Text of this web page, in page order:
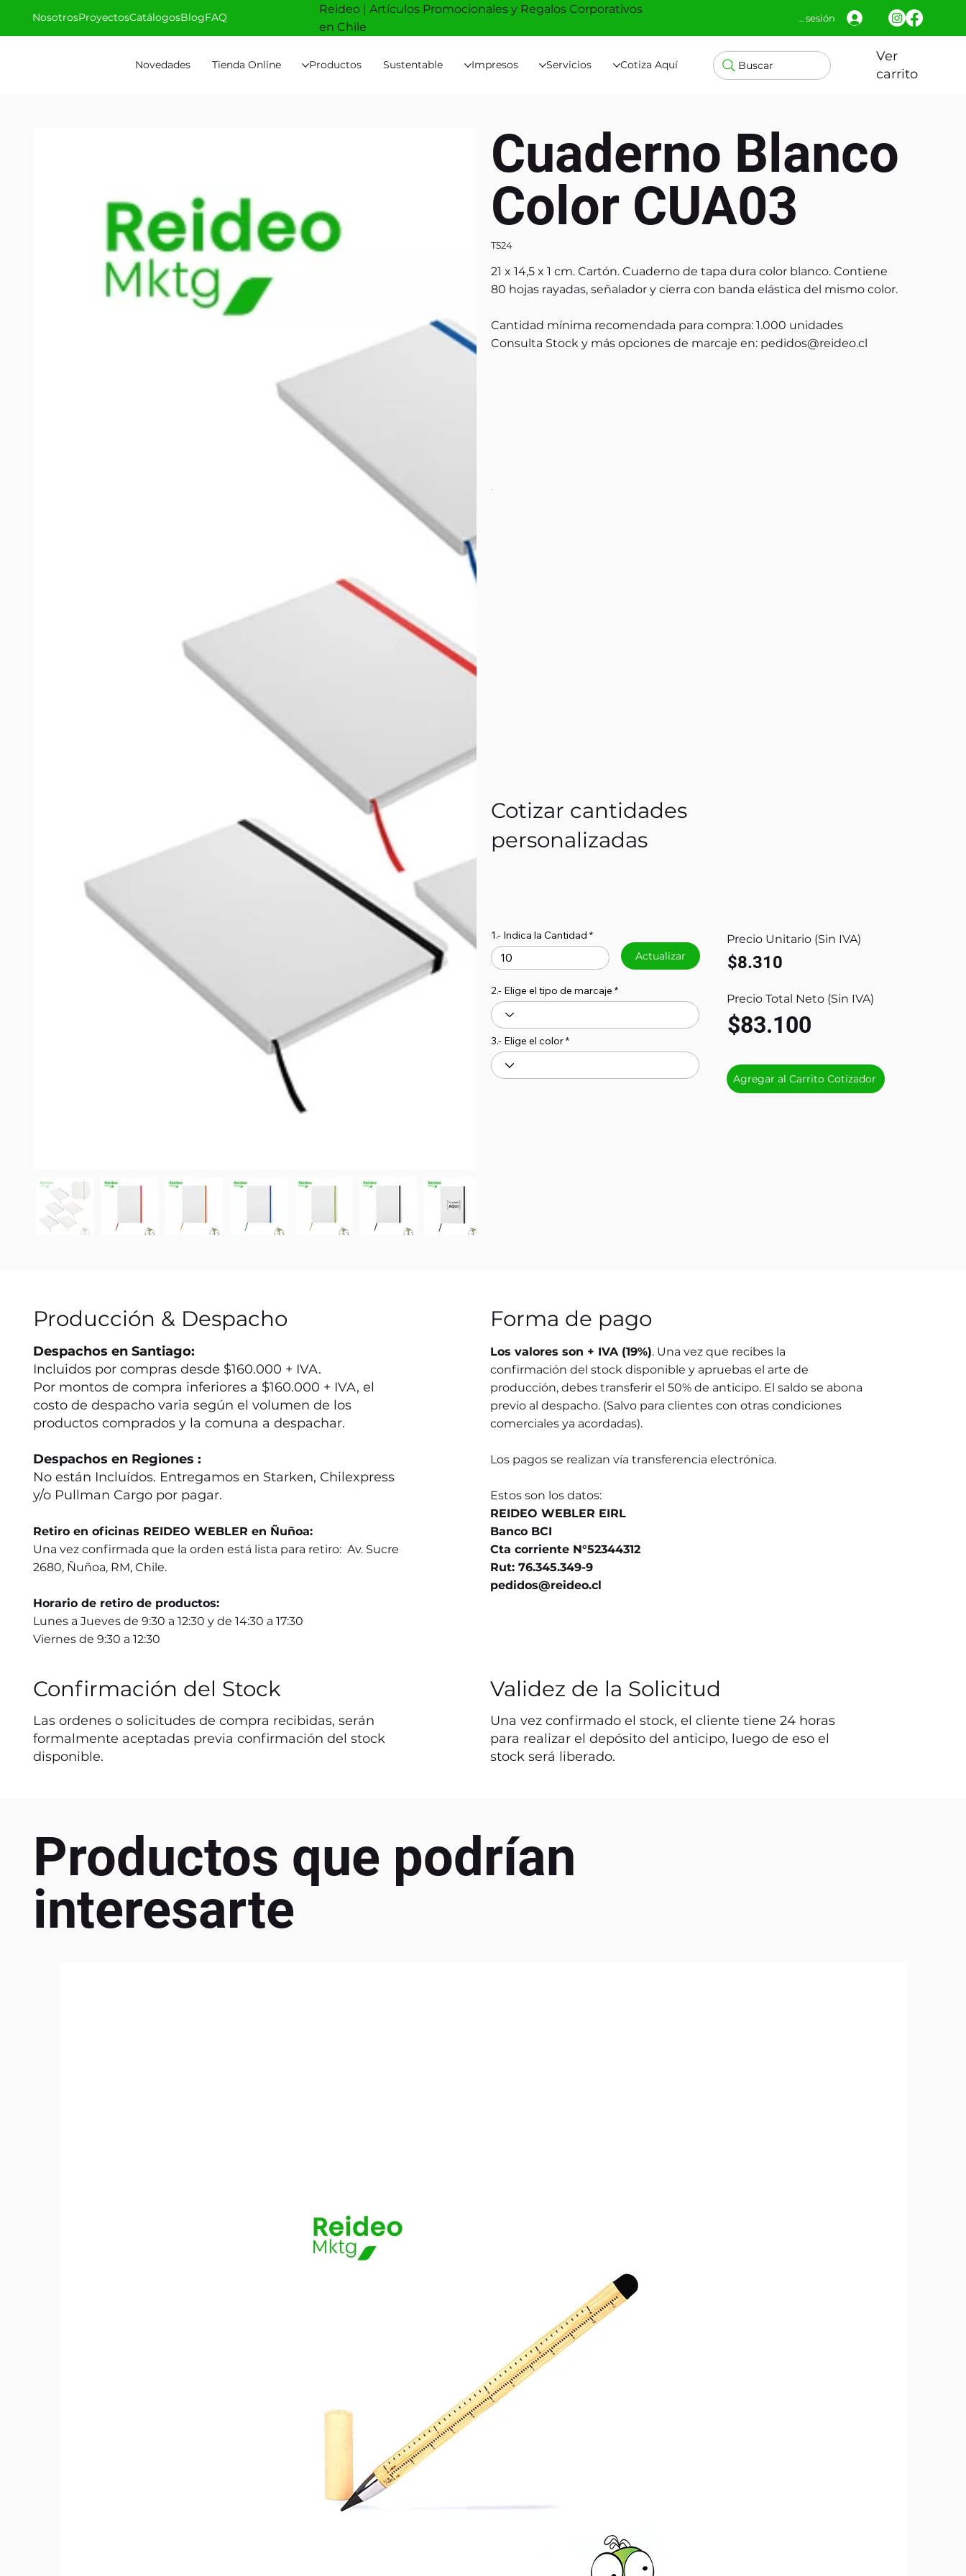
Novedades Tienda Online Productos Sustentable Impresos Servicios Cotiza Aquí Buscar
Ver
carrito
NosotrosProyectosCatálogosBlogFAQ
Reideo | Artículos Promocionales y Regalos Corporativos
en Chile
Iniciar sesión
Cuaderno Blanco
Color CUA03
T524
21 x 14,5 x 1 cm. Cartón. Cuaderno de tapa dura color blanco. Contiene
80 hojas rayadas, señalador y cierra con banda elástica del mismo color.
Cantidad mínima recomendada para compra: 1.000 unidades
Consulta Stock y más opciones de marcaje en: pedidos@reideo.cl
Cotizar cantidades
personalizadas
1.- Indica la Cantidad
Actualizar
2.- Elige el tipo de marcaje
3.- Elige el color
Precio Unitario (Sin IVA)
$8.310
Precio Total Neto (Sin IVA)
$83.100
Agregar al Carrito Cotizador
Producción & Despacho
Despachos en Santiago:
Incluidos por compras desde $160.000 + IVA.
Por montos de compra inferiores a $160.000 + IVA, el
costo de despacho varia según el volumen de los
productos comprados y la comuna a despachar.
Despachos en Regiones :
No están Incluídos. Entregamos en Starken, Chilexpress
y/o Pullman Cargo por pagar.
Retiro en oficinas REIDEO WEBLER en Ñuñoa:
Una vez confirmada que la orden está lista para retiro: Av. Sucre
2680, Ñuñoa, RM, Chile.
Horario de retiro de productos:
Lunes a Jueves de 9:30 a 12:30 y de 14:30 a 17:30
Viernes de 9:30 a 12:30
Forma de pago
Los valores son + IVA (19%). Una vez que recibes la
confirmación del stock disponible y apruebas el arte de
producción, debes transferir el 50% de anticipo. El saldo se abona
previo al despacho. (Salvo para clientes con otras condiciones
comerciales ya acordadas).
Los pagos se realizan vía transferencia electrónica.
Estos son los datos:
REIDEO WEBLER EIRL
Banco BCI
Cta corriente N°52344312
Rut: 76.345.349-9
pedidos@reideo.cl
Confirmación del Stock
Las ordenes o solicitudes de compra recibidas, serán
formalmente aceptadas previa confirmación del stock
disponible.
Validez de la Solicitud
Una vez confirmado el stock, el cliente tiene 24 horas
para realizar el depósito del anticipo, luego de eso el
stock será liberado.
Productos que podrían
interesarte